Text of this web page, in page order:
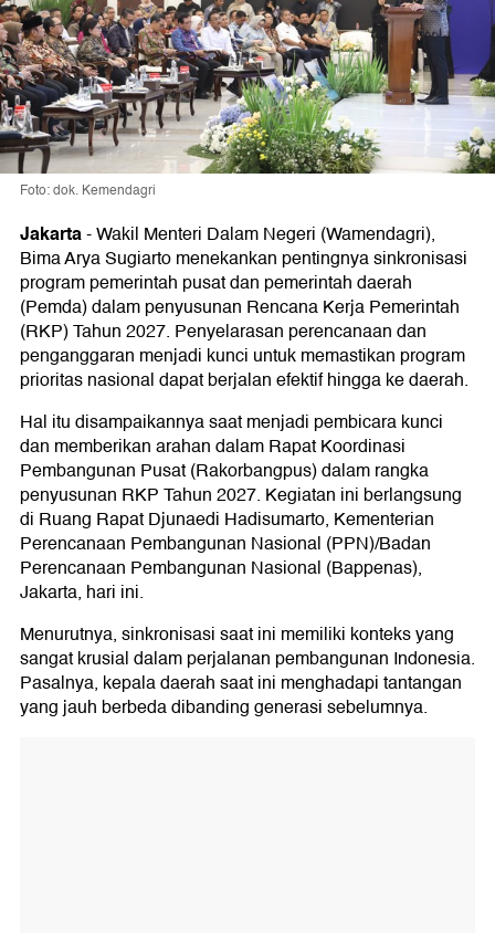
Foto: dok. Kemendagri
Jakarta-Wakil Menteri Dalam Negeri (Wamendagri),
Bima Arya Sugiarto menekankan pentingnya sinkronisasi
program pemerintah pusat dan pemerintah daerah
(Pemda) dalam penyusunan Rencana Kerja Pemerintah
(RKP) Tahun 2027. Penyelarasan perencanaan dan
penganggaran menjadi kunci untuk memastikan program
prioritas nasional dapat berjalan efektif hingga ke daerah.
Hal itu disampaikannya saat menjadi pembicara kunci
dan memberikan arahan dalam Rapat Koordinasi
Pembangunan Pusat (Rakorbangpus) dalam rangka
penyusunan RKP Tahun 2027. Kegiatan ini berlangsung
di Ruang Rapat Djunaedi Hadisumarto, Kementerian
Perencanaan Pembangunan Nasional (PPN)/Badan
Perencanaan Pembangunan Nasional (Bappenas),
Jakarta, hari ini.
Menurutnya, sinkronisasi saat ini memiliki konteks yang
sangat krusial dalam perjalanan pembangunan Indonesia.
Pasalnya, kepala daerah saat ini menghadapi tantangan
yang jauh berbeda dibanding generasi sebelumnya.